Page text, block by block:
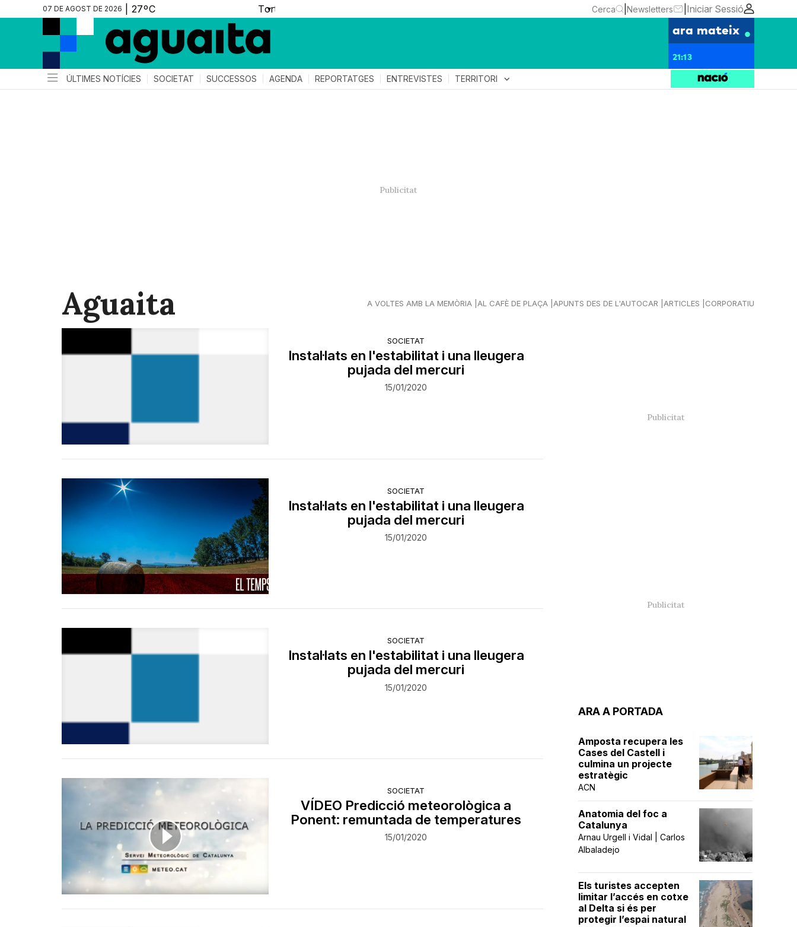
07 DE AGOST DE 2026 ▼ Cerca Newsletters Iniciar Sessió
ara mateix
21:13
ÚLTIMES NOTÍCIES SOCIETAT SUCCESSOS AGENDA REPORTATGES ENTREVISTES TERRITORI expand_more
Aguaita A VOLTES AMB LA MEMÒRIA AL CAFÈ DE PLAÇA APUNTS DES DE L'AUTOCAR ARTICLES CORPORATIU
SOCIETAT
Instal·lats en l'estabilitat i una lleugera
pujada del mercuri
15/01/2020
SOCIETAT
Instal·lats en l'estabilitat i una lleugera
pujada del mercuri
15/01/2020
SOCIETAT
Instal·lats en l'estabilitat i una lleugera
pujada del mercuri
15/01/2020
SOCIETAT
VÍDEO Predicció meteorològica a
Ponent: remuntada de temperatures
15/01/2020
ARA A PORTADA
Amposta recupera les
Cases del Castell i
culmina un projecte
estratègic
ACN
Anatomia del foc a
Catalunya
Arnau Urgell i Vidal | Carlos
Albaladejo
Els turistes accepten
limitar l’accés en cotxe
al Delta si és per
protegir l’espai natural